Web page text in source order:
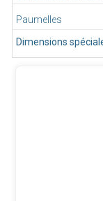
Paumelles
Dimensions